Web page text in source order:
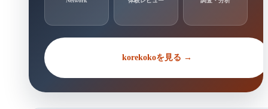
korekokoを見る →